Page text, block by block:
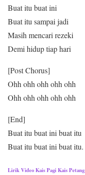
Buat itu buat ini
Buat itu sampai jadi
Masih mencari rezeki
Demi hidup tiap hari
[Post Chorus]
Ohh ohh ohh ohh ohh
Ohh ohh ohh ohh ohh
[End]
Buat itu buat ini buat itu
Buat itu buat ini buat itu.
Lirik Video Kais Pagi Kais Petang